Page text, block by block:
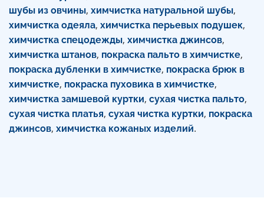
шубы из овчины, химчистка натуральной шубы,
химчистка одеяла, химчистка перьевых подушек,
химчистка спецодежды, химчистка джинсов,
химчистка штанов, покраска пальто в химчистке,
покраска дубленки в химчистке, покраска брюк в
химчистке, покраска пуховика в химчистке,
химчистка замшевой куртки, сухая чистка пальто,
сухая чистка платья, сухая чистка куртки, покраска
джинсов, химчистка кожаных изделий.